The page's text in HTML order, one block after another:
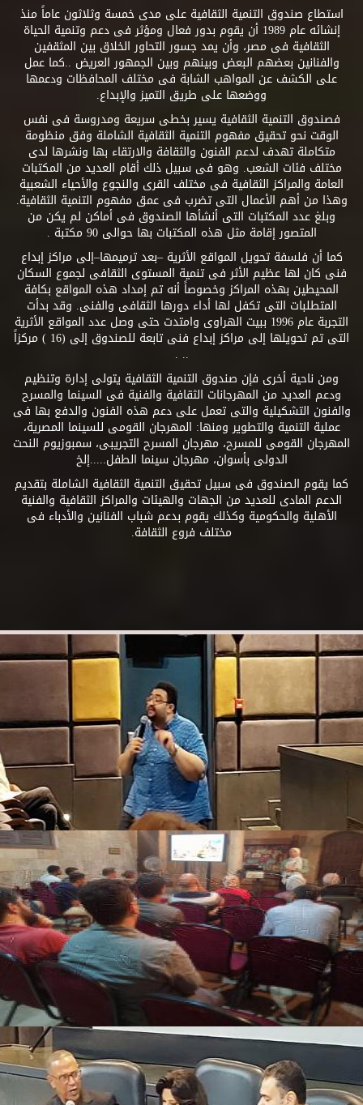
استطاع صندوق التنمية الثقافية على مدى خمسة وثلاثون عاماً منذ
إنشائه عام 1989 أن يقوم بدور فعال ومؤثر فى دعم وتنمية الحياة
الثقافية فى مصر، وأن يمد جسور التحاور الخلاق بين المثقفين
والفنانين بعضهم البعض وبينهم وبين الجمهور العريض ..كما عمل
على الكشف عن المواهب الشابة فى مختلف المحافظات ودعمها
ووضعها على طريق التميز والإبداع.
فصندوق التنمية الثقافية يسير بخطى سريعة ومدروسة فى نفس
الوقت نحو تحقيق مفهوم التنمية الثقافية الشاملة وفق منظومة
متكاملة تهدف لدعم الفنون والثقافة والارتقاء بها ونشرها لدى
مختلف فئات الشعب. وهو فى سبيل ذلك أقام العديد من المكتبات
العامة والمراكز الثقافية فى مختلف القرى والنجوع والأحياء الشعبية
وهذا من أهم الأعمال التى تضرب فى عمق مفهوم التنمية الثقافية.
وبلغ عدد المكتبات التى أنشأها الصندوق فى أماكن لم يكن من
المتصور إقامة مثل هذه المكتبات بها حوالى 90 مكتبة .
كما أن فلسفة تحويل المواقع الأثرية –بعد ترميمها–إلى مراكز إبداع
فنى كان لها عظيم الأثر فى تنمية المستوى الثقافى لجموع السكان
المحيطين بهذه المراكز وخصوصاً أنه تم إمداد هذه المواقع بكافة
المتطلبات التى تكفل لها أداء دورها الثقافى والفنى. وقد بدأت
التجربة عام 1996 ببيت الهراوى وامتدت حتى وصل عدد المواقع الأثرية
التى تم تحويلها إلى مراكز إبداع فنى تابعة للصندوق إلى (16 ) مركزاً
.. .
ومن ناحية أخرى فإن صندوق التنمية الثقافية يتولى إدارة وتنظيم
ودعم العديد من المهرجانات الثقافية والفنية فى السينما والمسرح
والفنون التشكيلية والتى تعمل على دعم هذه الفنون والدفع بها فى
عملية التنمية والتطوير ومنها: المهرجان القومى للسينما المصرية،
المهرجان القومى للمسرح، مهرجان المسرح التجريبى، سمبوزيوم النحت
الدولى بأسوان، مهرجان سينما الطفل.....إلخ
كما يقوم الصندوق فى سبيل تحقيق التنمية الثقافية الشاملة بتقديم
الدعم المادى للعديد من الجهات والهيئات والمراكز الثقافية والفنية
الأهلية والحكومية وكذلك يقوم بدعم شباب الفنانين والأدباء فى
مختلف فروع الثقافة.